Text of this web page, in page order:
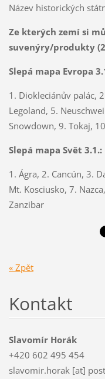
Název historických
Ze kterých zemí si
suvenýry/produkty
Slepá mapa Evropa
1. Diokleciánůvpalác,
Legoland, 5.
Snowdown, 9. Tokaj,
Slepá mapa Svět 3.1.:
1. Ágra, 2. Cancún, 3.
Mt. Kosciusko, 7. Nazca
Zanzibar
« Zpět
Kontakt
Slavomír Horák
+420 602 495 454
slavomir.horak [at]